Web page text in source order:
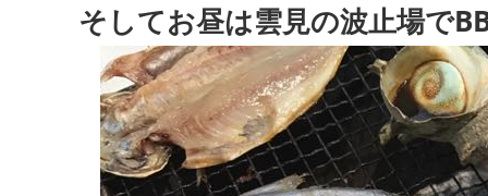
そしてお昼は雲見の波止場で